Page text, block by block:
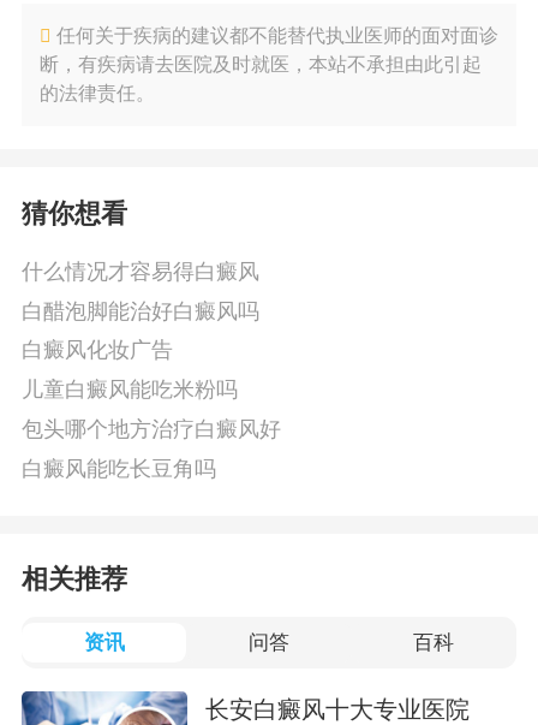
任何关于疾病的建议都不能替代执业医师的面对面诊
断，有疾病请去医院及时就医，本站不承担由此引起
的法律责任。
猜你想看
什么情况才容易得白癜风
白醋泡脚能治好白癜风吗
白癜风化妆广告
儿童白癜风能吃米粉吗
包头哪个地方治疗白癜风好
白癜风能吃长豆角吗
相关推荐
资讯 问答 百科
长安白癜风十大专业医院